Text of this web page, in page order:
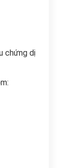
chứng dị